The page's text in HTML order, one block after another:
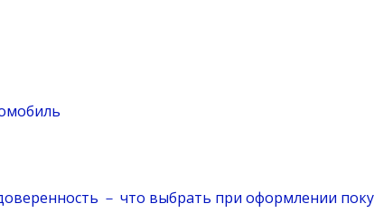
－ что выбрать при оформлении